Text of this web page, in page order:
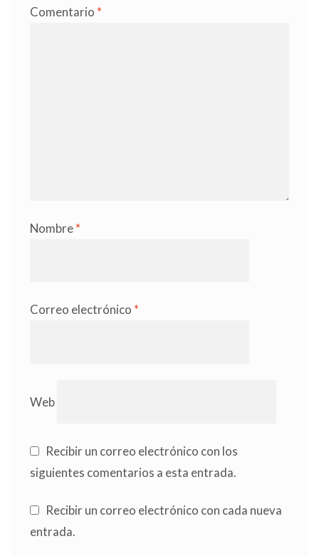
Comentario *
Nombre*
Correo electrónico *
Web
Recibir un correo electrónico con los
siguientes comentarios a esta entrada.
Recibir un correo electrónico con cada nueva
entrada.